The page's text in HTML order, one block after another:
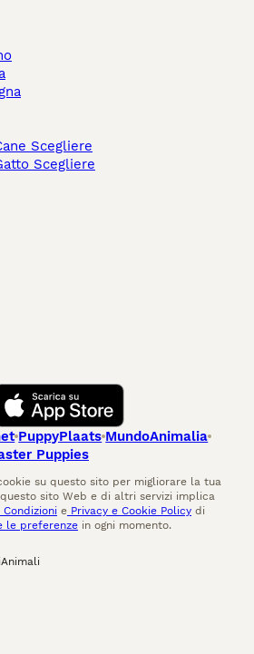
Scegliere
Scegliere
PuppyPlaats MundoAnimalia
Puppies
su questo sito per migliorare la tua
sito Web e di altri servizi implica
Condizioni e Privacy e Cookie Policy di
le preferenze in ogni momento.